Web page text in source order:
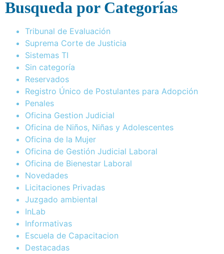
Busqueda por Categorías
Tribunal de Evaluación
Suprema Corte de Justicia
Sistemas TI
Sin categoría
Reservados
Registro Único de Postulantes para Adopción
Penales
Oficina Gestion Judicial
Oficina de Niños, Niñas y Adolescentes
Oficina de la Mujer
Oficina de Gestión Judicial Laboral
Oficina de Bienestar Laboral
Novedades
Licitaciones Privadas
Juzgado ambiental
InLab
Informativas
Escuela de Capacitacion
Destacadas